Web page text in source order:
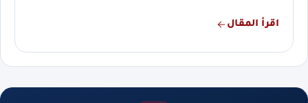
اقرأ المقال